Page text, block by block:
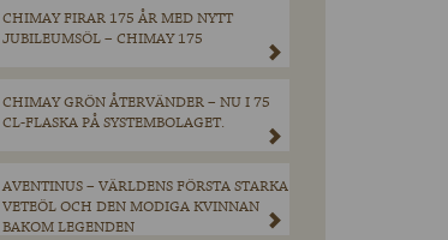
CHIMAY FIRAR 175 ÅR MED NYTT
JUBILEUMSÖL – CHIMAY 175
CHIMAY GRÖN ÅTERVÄNDER – NU I 75
CL-FLASKA PÅ SYSTEMBOLAGET.
AVENTINUS – VÄRLDENS FÖRSTA STARKA
VETEÖL OCH DEN MODIGA KVINNAN
BAKOM LEGENDEN